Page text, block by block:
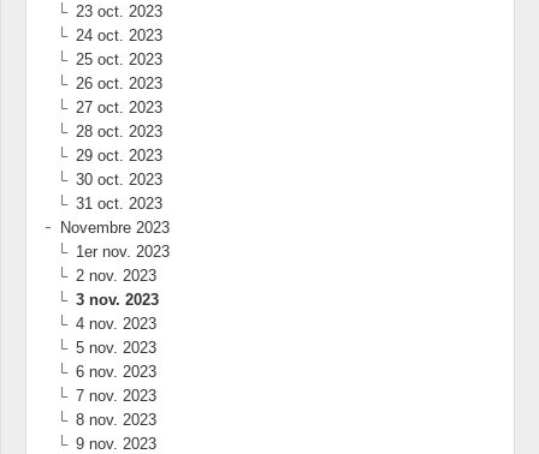
23 oct. 2023
24 oct. 2023
25 oct. 2023
26 oct. 2023
27 oct. 2023
28 oct. 2023
29 oct. 2023
30 oct. 2023
31 oct. 2023
Novembre 2023
1er nov. 2023
2 nov. 2023
3 nov. 2023
4 nov. 2023
5 nov. 2023
6 nov. 2023
7 nov. 2023
8 nov. 2023
9 nov. 2023